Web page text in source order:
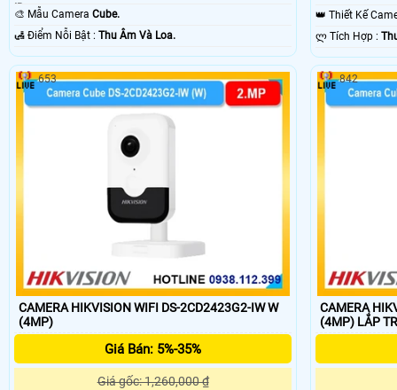
IR. 🎨 Mẫu Camera Cube.
️🛃 Điểm Nỗi Bật : Thu Âm Và Loa.
👑 Thiết Kế
️ლ Tích Hợp :
CAMERA HIKVISION WIFI DS-2CD2423G2-IW W
(4MP)
Giá Bán: 5%-35%
Giá gốc: 1,260,000 ₫
653
CAMERA
(4MP) LẮP
842